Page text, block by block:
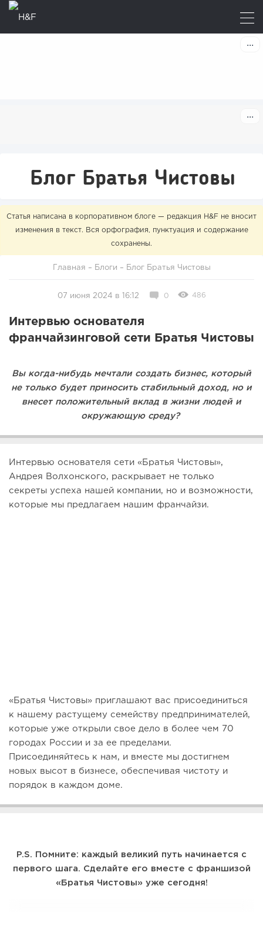
Блог Братья Чистовы
Статья написана в корпоративном блоге — редакция H&F не вносит
изменения в текст. Вся орфография, пунктуация и содержание
сохранены.
Главная – Блоги – Блог Братья Чистовы
07 июня 2024 в 16:12 0 486
Интервью основателя
франчайзинговой сети Братья Чистовы
Вы когда-нибудь мечтали создать бизнес, который
не только будет приносить стабильный доход, но и
внесет положительный вклад в жизни людей и
окружающую среду?
Интервью основателя сети «Братья Чистовы»,
Андрея Волхонского, раскрывает не только
секреты успеха нашей компании, но и возможности,
которые мы предлагаем нашим франчайзи.
«Братья Чистовы» приглашают вас присоединиться
к нашему растущему семейству предпринимателей,
которые уже открыли свое дело в более чем 70
городах России и за ее пределами.
Присоединяйтесь к нам, и вместе мы достигнем
новых высот в бизнесе, обеспечивая чистоту и
порядок в каждом доме.
P.S. Помните: каждый великий путь начинается с
первого шага. Сделайте его вместе с франшизой
«Братья Чистовы» уже сегодня!